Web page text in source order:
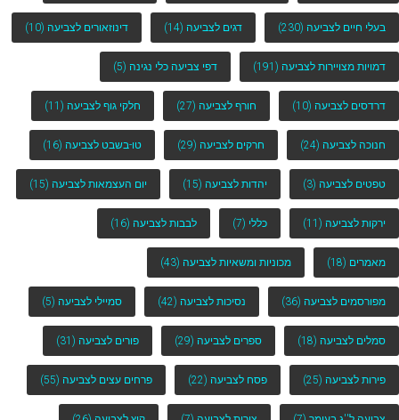
בעלי חיים לצביעה (230) דגים לצביעה (14) דינוזאורים לצביעה (10)
דמויות מצויירות לצביעה (191) דפי צביעה כלי נגינה (5)
דרדסים לצביעה (10) חורף לצביעה (27) חלקי גוף לצביעה (11)
חנוכה לצביעה (24) חרקים לצביעה (29) טו-בשבט לצביעה (16)
טפטים לצביעה (3) יהדות לצביעה (15) יום העצמאות לצביעה (15)
ירקות לצביעה (11) כללי (7) לבבות לצביעה (16)
מאמרים (18) מכוניות ומשאיות לצביעה (43)
מפורסמים לצביעה (36) נסיכות לצביעה (42) סמיילי לצביעה (5)
סמלים לצביעה (18) ספרים לצביעה (29) פורים לצביעה (31)
פירות לצביעה (25) פסח לצביעה (22) פרחים עצים לצביעה (55)